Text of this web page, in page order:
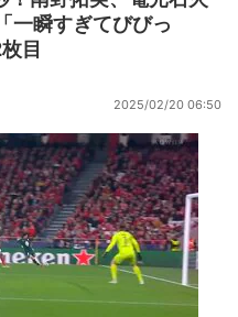
一瞬すぎてびびっ
目
2025/02/20 06:50